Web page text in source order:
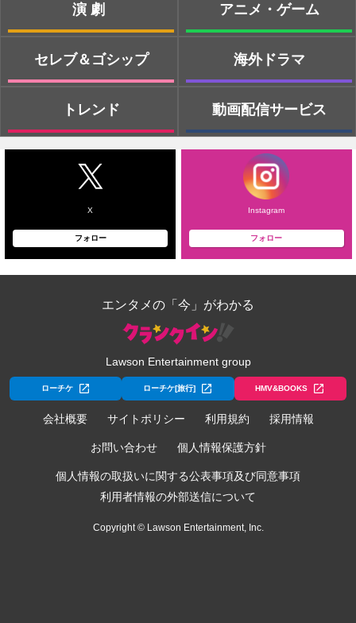
演劇
セレブ＆ゴシップ
トレンド
アニメ・ゲーム
海外ドラマ
動画配信サービス
X
フォロー
Instagram
フォロー
エンタメの「今」がわかる
Lawson Entertainment group
ローチケ ローチケ[旅行] HMV&BOOKS
会社概要 サイトポリシー 利用規約 採用情報
お問い合わせ 個人情報保護方針
個人情報の取扱いに関する公表事項及び同意事項
利用者情報の外部送信について
Copyright © Lawson Entertainment, Inc.